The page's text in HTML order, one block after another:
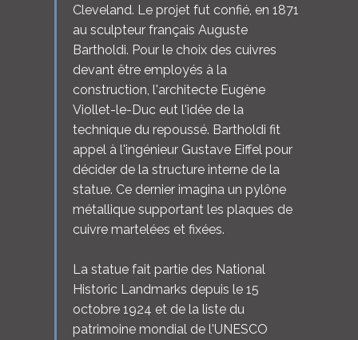
Cleveland. Le projet fut confié, en 1871
au sculpteur français Auguste
Bartholdi. Pour le choix des cuivres
devant être employés à la
construction, l'architecte Eugène
Viollet-le-Duc eut l'idée de la
technique du repoussé. Bartholdi fit
appel à l'ingénieur Gustave Eiffel pour
décider de la structure interne de la
statue. Ce dernier imagina un pylône
métallique supportant les plaques de
cuivre martelées et fixées.
La statue fait partie des National
Historic Landmarks depuis le 15
octobre 1924 et de la liste du
patrimoine mondial de l'UNESCO